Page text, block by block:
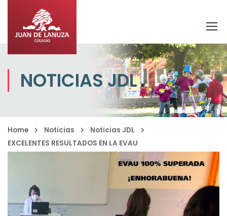
NOTICIAS JDL
Home Noticias
Noticias JDL
EXCELENTES RESULTADOS EN LA EVAU